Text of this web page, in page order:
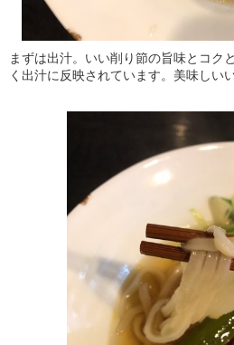
まずは出汁。いい削り節の旨味とコク
く出汁に反映されています。美味しい